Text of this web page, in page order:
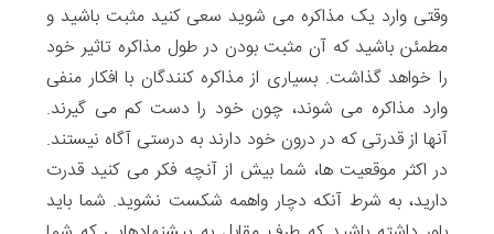
وقتی وارد یک مذاکره می شوید سعی کنید مثبت باشید و
مطمئن باشید که آن مثبت بودن در طول مذاکره تاثیر خود
را خواهد گذاشت. بسیاری از مذاکره کنندگان با افکار منفی
وارد مذاکره می شوند، چون خود را دست کم می گیرند.
آنها از قدرتی که در درون خود دارند به درستی آگاه نیستند.
در اکثر موقعیت ها، شما بیش از آنچه فکر می کنید قدرت
دارید، به شرط آنکه دچار واهمه شکست نشوید. شما باید